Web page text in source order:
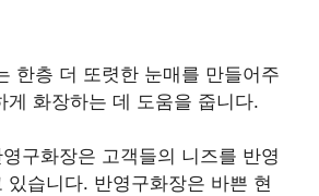
한층 더 또렷한 눈매를 만들어주
게 화장하는 데 도움을 줍니다.
구화장은 고객들의 니즈를 반영
있습니다. 반영구화장은 바쁜 현